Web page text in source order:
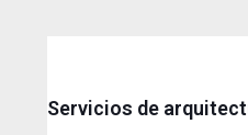
Servicios de